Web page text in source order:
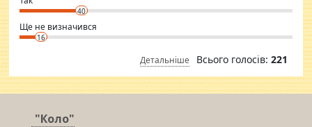
40
Ще не визначився
16
Детальніше Всього голосів: 221
"Коло"